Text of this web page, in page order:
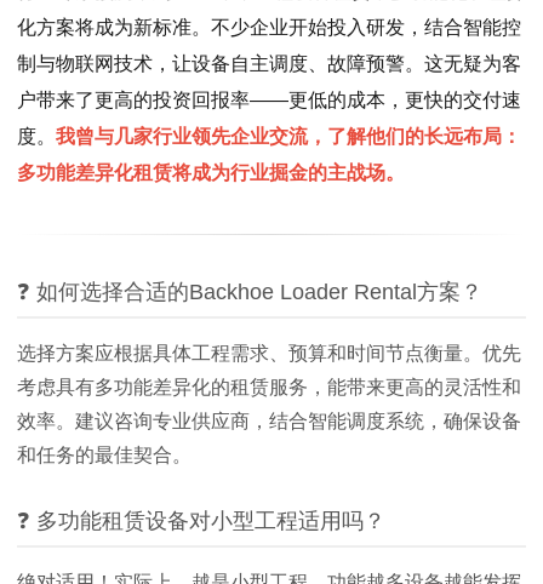
化方案将成为新标准。不少企业开始投入研发，结合智能控
制与物联网技术，让设备自主调度、故障预警。这无疑为客
户带来了更高的投资回报率——更低的成本，更快的交付速
度。 我曾与几家行业领先企业交流，了解他们的长远布局：
多功能差异化租赁将成为行业掘金的主战场。
❓ 如何选择合适的Backhoe Loader Rental方案？
选择方案应根据具体工程需求、预算和时间节点衡量。优先
考虑具有多功能差异化的租赁服务，能带来更高的灵活性和
效率。建议咨询专业供应商，结合智能调度系统，确保设备
和任务的最佳契合。
❓ 多功能租赁设备对小型工程适用吗？